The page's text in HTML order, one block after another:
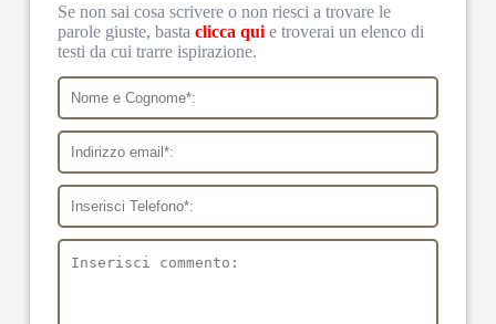
Se non sai cosa scrivere o non riesci a trovare le
parole giuste, bastaclicca qui e troverai un elenco di
testi da cui trarre ispirazione.